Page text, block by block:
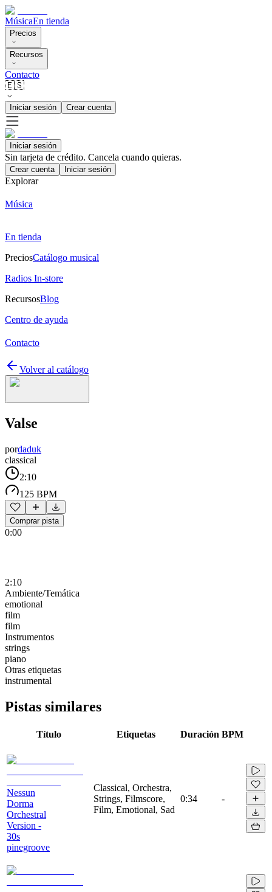
MúsicaEn tienda
Precios
Recursos
Contacto
🇪🇸
Iniciar sesión Crear cuenta
Iniciar sesión
Sin tarjeta de crédito. Cancela cuando quieras.
Crear cuenta Iniciar sesión
Explorar
Música
En tienda
PreciosCatálogo musical
Radios In-store
RecursosBlog
Centro de ayuda
Contacto
Volver al catálogo
Valse
pordaduk
classical
2:10
125 BPM
Comprar pista
0:00
2:10
Ambiente/Temática
emotional
film
film
Instrumentos
strings
piano
Otras etiquetas
instrumental
Pistas similares
Título Etiquetas Duración BPM
Nessun
Dorma
Orchestral
Version -
30s
pinegroove
Classical, Orchestra,
Strings, Filmscore,
Film, Emotional, Sad
0:34 -